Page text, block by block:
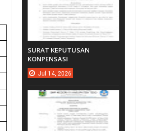
SURAT KEPUTUSAN
KONPENSASI
Jul 14, 2026